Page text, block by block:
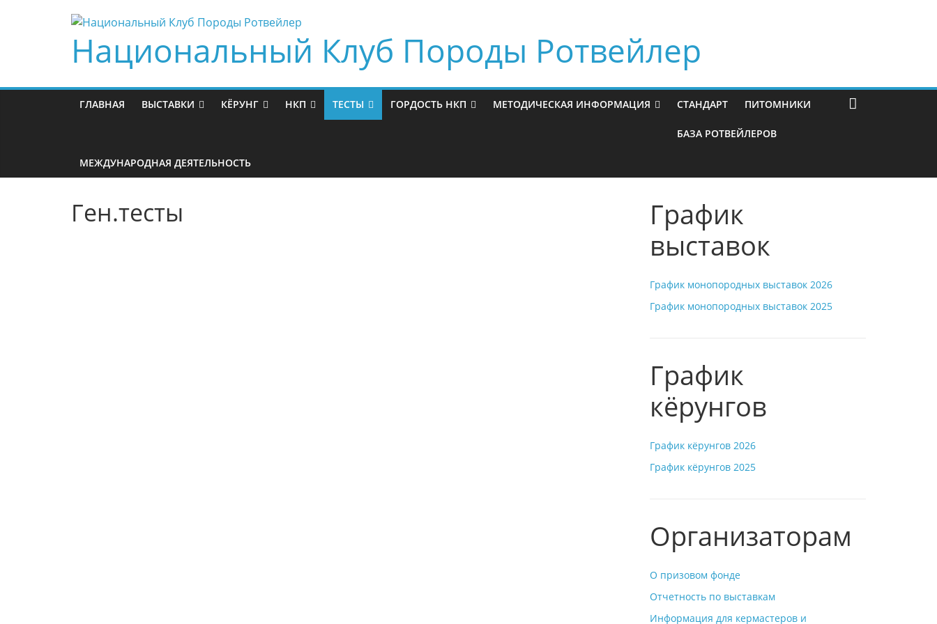
Национальный Клуб Породы Ротвейлер
ГЛАВНАЯ ВЫСТАВКИ КЁРУНГ НКП ТЕСТЫ ГОРДОСТЬ НКП МЕТОДИЧЕСКАЯ ИНФОРМАЦИЯ СТАНДАРТ ПИТОМНИКИ
БАЗА РОТВЕЙЛЕРОВ
МЕЖДУНАРОДНАЯ ДЕЯТЕЛЬНОСТЬ
Ген.тесты
График
выставок
График монопородных выставок 2026
График монопородных выставок 2025
График
кёрунгов
График кёрунгов 2026
График кёрунгов 2025
Организаторам
О призовом фонде
Отчетность по выставкам
Информация для кермастеров и